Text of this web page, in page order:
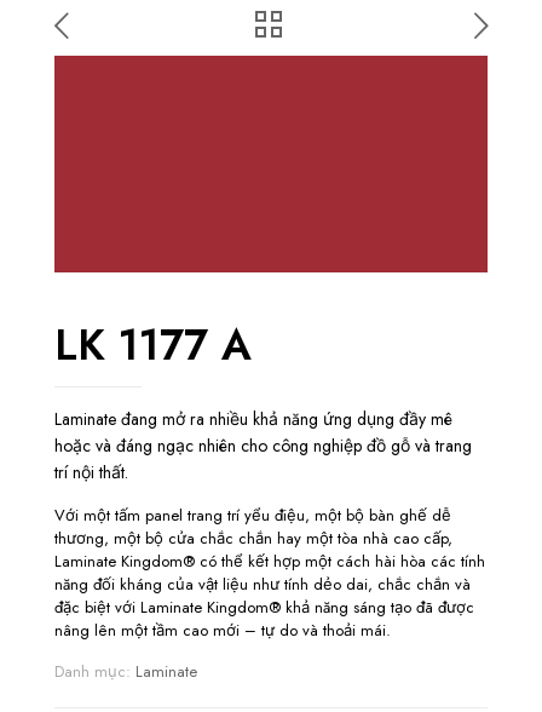
LK 1177 A
Laminate đang mở ra nhiều khả năng ứng dụng đầy mê
hoặc và đáng ngạc nhiên cho công nghiệp đồ gỗ và trang
trí nội thất.
Với một tấm panel trang trí yểu điệu, một bộ bàn ghế dễ
thương, một bộ cửa chắc chắn hay một tòa nhà cao cấp,
Laminate Kingdom® có thể kết hợp một cách hài hòa các tính
năng đối kháng của vật liệu như tính dẻo dai, chắc chắn và
đặc biệt với Laminate Kingdom® khả năng sáng tạo đã được
nâng lên một tầm cao mới – tự do và thoải mái.
Danh mục: Laminate